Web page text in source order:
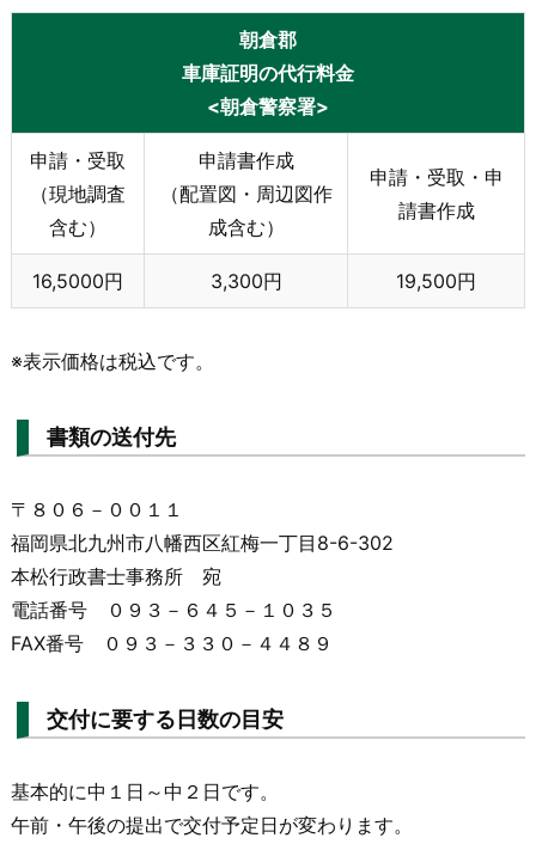
朝倉郡
車庫証明の代行料金
<朝倉警察署>
申請・受取
（現地調査
含む）
申請書作成
（配置図・周辺図作
成含む）
申請・受取・申
請書作成
16,5000円 3,300円 19,500円
※表示価格は税込です。
書類の送付先
〒８０６－００１１
福岡県北九州市八幡西区紅梅一丁目8-6-302
本松行政書士事務所 宛
電話番号 ０９３－６４５－１０３５
FAX番号 ０９３－３３０－４４８９
交付に要する日数の目安
基本的に中１日～中２日です。
午前・午後の提出で交付予定日が変わります。